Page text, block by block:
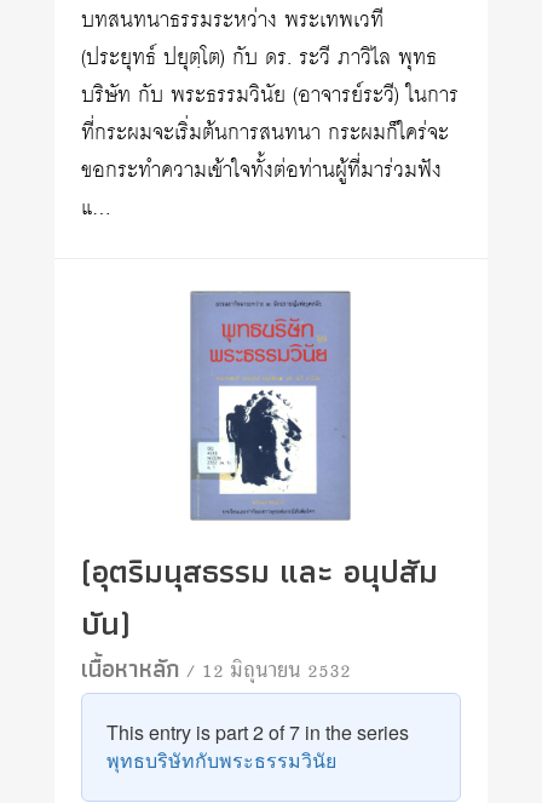
บทสนทนาธรรมระหว่าง พระเทพเวที
(ประยุทธ์ ปยุตฺโต) กับ ดร. ระวี ภาวิไล พุทธ
บริษัท กับ พระธรรมวินัย (อาจารย์ระวี) ในการ
ที่กระผมจะเริ่มต้นการสนทนา กระผมก็ใคร่จะ
ขอกระทำความเข้าใจทั้งต่อท่านผู้ที่มาร่วมฟัง
แ…
(อุตริมนุสธรรม และ อนุปสัม
บัน)
เนื้อหาหลัก/ 12 มิถุนายน 2532
This entry is part 2 of 7 in the series
พุทธบริษัทกับพระธรรมวินัย